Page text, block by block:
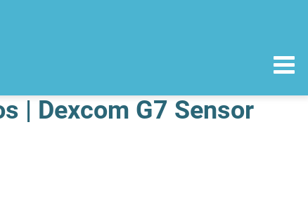
| Dexcom G7 Sensor